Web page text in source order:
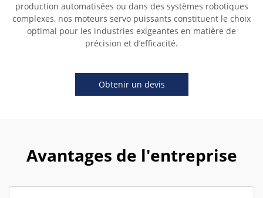
production automatisées ou dans des systèmes robotiques
complexes, nos moteurs servo puissants constituent le choix
optimal pour les industries exigeantes en matière de
précision et d’efficacité.
Obtenir un devis
Avantages de l'entreprise